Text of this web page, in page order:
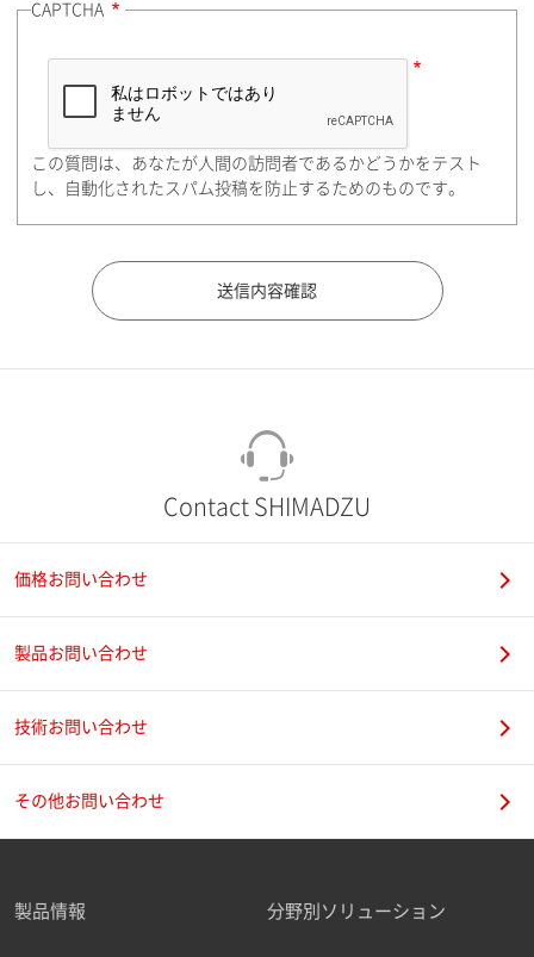
住所検索
都道府県（勤務先）
ご勤務先
CAPTCHA
この質問は、あなたが人間の訪問者であるかどうかをテスト
し、自動化されたスパム投稿を防止するためのものです。
Contact SHIMADZU
価格お問い合わせ
製品お問い合わせ
技術お問い合わせ
その他お問い合わせ
製品情報 分野別ソリューション